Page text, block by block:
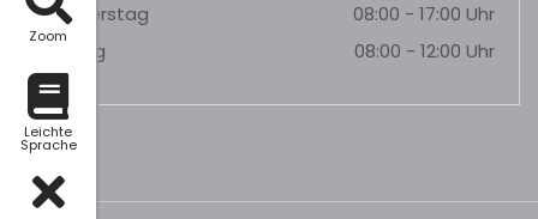
Zoom
Leichte
Sprache
Donnerstag
08:00 - 17:00 Uhr
Freitag
08:00 - 12:00 Uhr